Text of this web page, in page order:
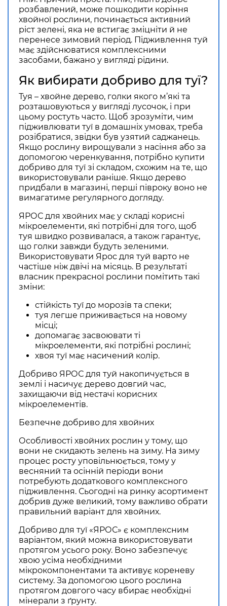
розбавлений, може пошкодити коріння
хвойної рослини, починається активний
ріст зелені, яка не встигає зміцніти й не
перенесе зимовий період. Підживлення туй
має здійснюватися комплексними
засобами, бажано у вигляді рідини.
Як вибирати добриво для туї?
Туя – хвойне дерево, голки якого м’які та
розташовуються у вигляді лусочок, і при
цьому ростуть часто. Щоб зрозуміти, чим
підживлювати туї в домашніх умовах, треба
розібратися, звідки був узятий саджанець.
Якщо рослину вирощували з насіння або за
допомогою черенкування, потрібно купити
добриво для туї зі складом, схожим на те, що
використовували раніше. Якщо дерево
придбали в магазині, перші півроку воно не
вимагатиме регулярного догляду.
ЯРОС для хвойних має у складі корисні
мікроелементи, які потрібні для того, щоб
туя швидко розвивалася, а також гарантує,
що голки завжди будуть зеленими.
Використовувати Ярос для туй варто не
частіше ніж двічі на місяць. В результаті
власник прекрасної рослини помітить такі
зміни:
стійкість туї до морозів та спеки;
туя легше приживається на новому
місці;
допомагає засвоювати ті
мікроелементи, які потрібні рослині;
хвоя туї має насичений колір.
Добриво ЯРОС для туй накопичується в
землі і насичує дерево довгий час,
захищаючи від нестачі корисних
мікроелементів.
Безпечне добриво для хвойних
Особливості хвойних рослин у тому, що
вони не скидають зелень на зиму. На зиму
процес росту уповільнюється, тому у
весняний та осінній періоди вони
потребують додаткового комплексного
підживлення. Сьогодні на ринку асортимент
добрив дуже великий, тому важливо обрати
правильний варіант для хвойних.
Добриво для туї «ЯРОС» є комплексним
варіантом, який можна використовувати
протягом усього року. Воно забезпечує
хвою усіма необхідними
мікрокомпонентами та активує кореневу
систему. За допомогою цього рослина
протягом довгого часу вбирає необхідні
мінерали з ґрунту.